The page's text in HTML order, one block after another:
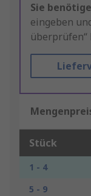
Sie
eingeben
überprüfen“
Stück
1 - 4
5 - 9